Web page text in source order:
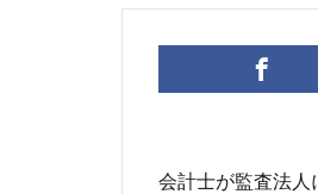
会計士が監査法人